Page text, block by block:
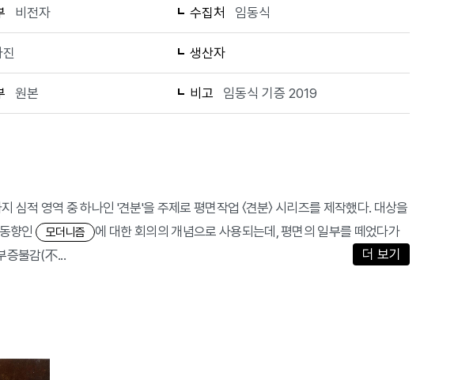
비전자 수집처 임동식
생산자
원본 비고 임동식 기증 2019
심적 영역 중 하나인 '견분'을 주제로 평면작업 〈견분〉 시리즈를 제작했다. 대상을
향인
모더니즘
에 대한 회의의 개념으로 사용되는데, 평면의 일부를 떼었다가
증불감(不...
더 보기